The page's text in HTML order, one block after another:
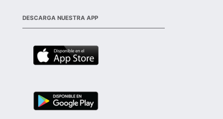
DESCARGA NUESTRA APP